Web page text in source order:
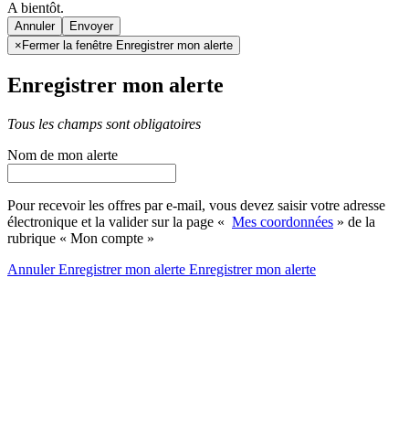
A bientôt.
Annuler
× Fermer la fenêtre Enregistrer mon alerte
Enregistrer mon alerte
Tous les champs sont obligatoires
Nom de mon alerte
Pour recevoir les offres par e-mail, vous devez saisir votre adresse
électronique et la valider sur la page « Mes coordonnées » de la
rubrique « Mon compte »
AnnulerEnregistrer mon alerte Enregistrermon alerte